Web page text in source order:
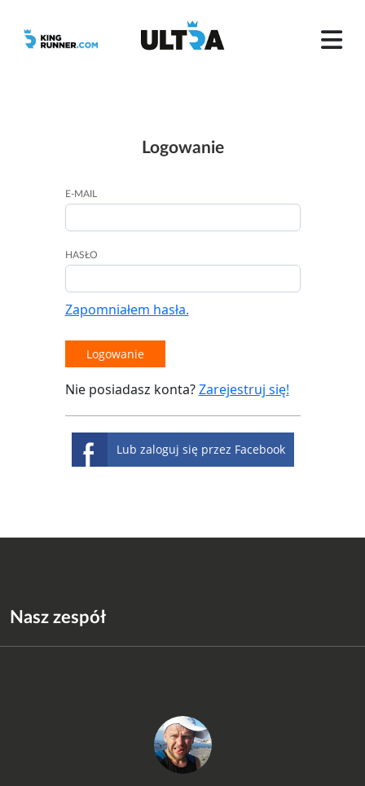
Logowanie
E-MAIL
HASŁO
Zapomniałem hasła.
Logowanie
Nie posiadasz konta?Zarejestruj się!
Lub zaloguj się przez Facebook
Nasz zespół